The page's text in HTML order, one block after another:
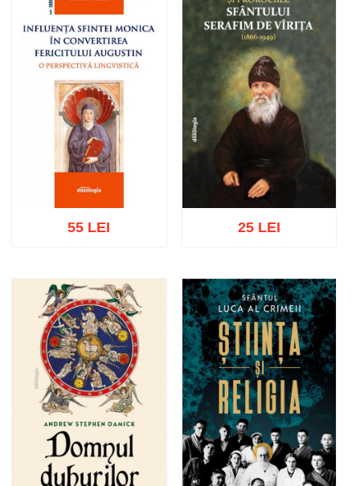
Adaugă în coș Wishlist
55 LEI
Adaugă în coș Wishlist
25 LEI